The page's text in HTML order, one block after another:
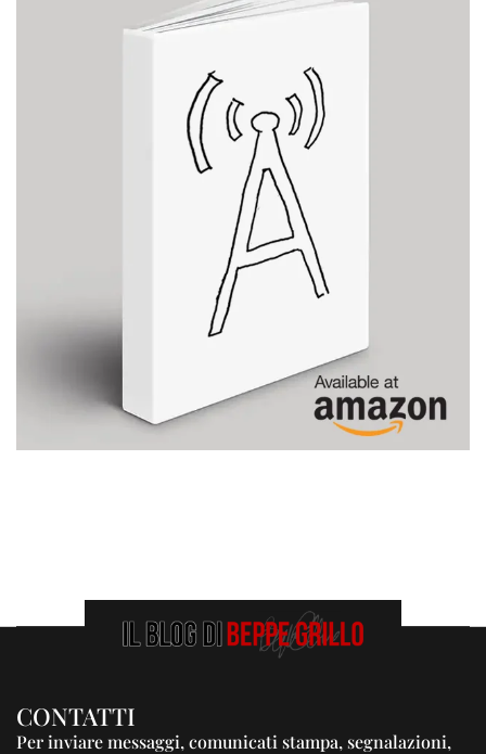
CONTATTI
Per inviare messaggi, comunicati stampa, segnalazioni,